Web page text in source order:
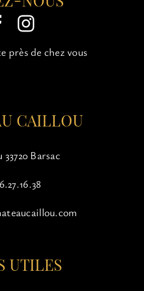
peuvent
être
choisies
la
près de chez vous
CAILLOU
Barsac
UTILES